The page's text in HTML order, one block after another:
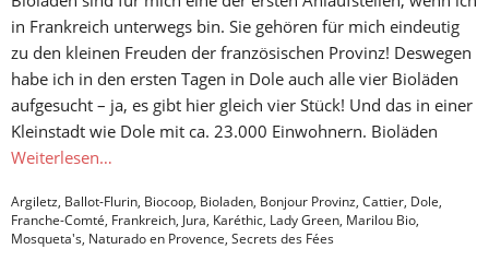
in Frankreich unterwegs bin. Sie gehören für mich eindeutig
zu den kleinen Freuden der französischen Provinz! Deswegen
habe ich in den ersten Tagen in Dole auch alle vier Bioläden
aufgesucht – ja, es gibt hier gleich vier Stück! Und das in einer
Kleinstadt wie Dole mit ca. 23.000 Einwohnern. Bioläden
Weiterlesen…
Argiletz, Ballot-Flurin, Biocoop, Bioladen, Bonjour Provinz, Cattier, Dole,
Franche-Comté, Frankreich, Jura, Karéthic, Lady Green, Marilou Bio,
Mosqueta's, Naturado en Provence, Secrets des Fées